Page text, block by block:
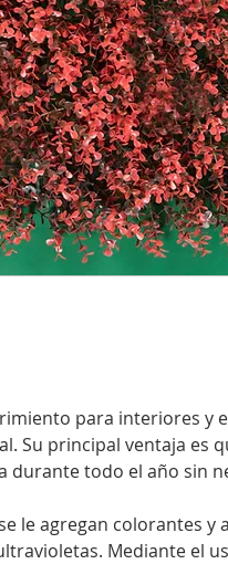
para interiores y
Su principal ventaja es
durante todo el año sin
le agregan colorantes y
Mediante el